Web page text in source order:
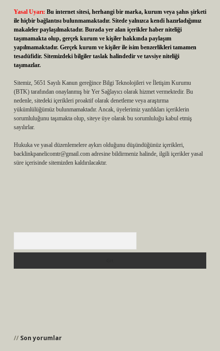
Yasal Uyarı: Bu internet sitesi, herhangi bir marka, kurum veya şahıs şirketi
ile hiçbir bağlantısı bulunmamaktadır. Sitede yalnızca kendi hazırladığımız
makaleler paylaşılmaktadır. Burada yer alan içerikler haber niteliği
taşımamakta olup, gerçek kurum ve kişiler hakkında paylaşım
yapılmamaktadır. Gerçek kurum ve kişiler ile isim benzerlikleri tamamen
tesadüfidir. Sitemizdeki bilgiler taslak halindedir ve tavsiye niteliği
taşımazlar.
Sitemiz, 5651 Sayılı Kanun gereğince Bilgi Teknolojileri ve İletişim Kurumu
(BTK) tarafından onaylanmış bir Yer Sağlayıcı olarak hizmet vermektedir. Bu
nedenle, sitedeki içerikleri proaktif olarak denetleme veya araştırma
yükümlülüğümüz bulunmamaktadır. Ancak, üyelerimiz yazdıkları içeriklerin
sorumluluğunu taşımakta olup, siteye üye olarak bu sorumluluğu kabul etmiş
sayılırlar.
Hukuka ve yasal düzenlemelere aykırı olduğunu düşündüğünüz içerikleri,
backlinkpanelicomtr@gmail.com adresine bildirmeniz halinde, ilgili içerikler yasal
süre içerisinde sitemizden kaldırılacaktır.
Son yorumlar